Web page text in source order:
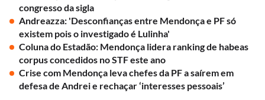
congresso da sigla
Andreazza: 'Desconfianças entre Mendonça e PF só
existem pois o investigado é Lulinha'
Coluna do Estadão: Mendonça lidera ranking de habeas
corpus concedidos no STF este ano
Crise com Mendonça leva chefes da PF a saírem em
defesa de Andrei e rechaçar ‘interesses pessoais’